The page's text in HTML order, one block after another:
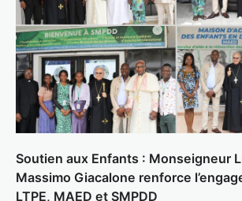
Soutien aux Enfants : Monseigneur
Massimo Giacalone renforce
LTPE, MAED et SMPDD